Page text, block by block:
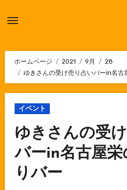
ホームページ 2021 9月
28
ゆきさんの受け売り占いバーin名古
イベント
ゆきさんの受
バーin名古屋
りバー